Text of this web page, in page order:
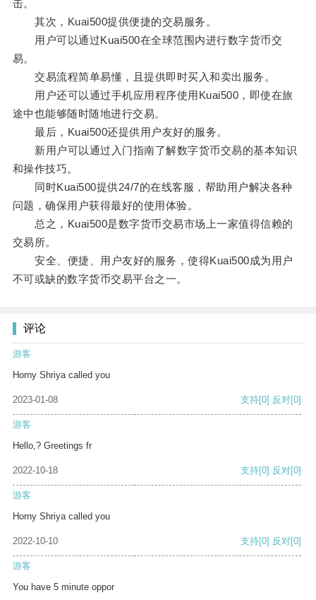
击。
其次，Kuai500提供便捷的交易服务。
用户可以通过Kuai500在全球范围内进行数字货币交
易。
交易流程简单易懂，且提供即时买入和卖出服务。
用户还可以通过手机应用程序使用Kuai500，即使在旅
途中也能够随时随地进行交易。
最后，Kuai500还提供用户友好的服务。
新用户可以通过入门指南了解数字货币交易的基本知识
和操作技巧。
同时Kuai500提供24/7的在线客服，帮助用户解决各种
问题，确保用户获得最好的使用体验。
总之，Kuai500是数字货币交易市场上一家值得信赖的
交易所。
安全、便捷、用户友好的服务，使得Kuai500成为用户
不可或缺的数字货币交易平台之一。
评论
游客
Horny Shriya called you
2023-01-08 支持[0] 反对[0]
游客
Hello,? Greetings fr
2022-10-18 支持[0] 反对[0]
游客
Horny Shriya called you
2022-10-10 支持[0] 反对[0]
游客
You have 5 minute oppor